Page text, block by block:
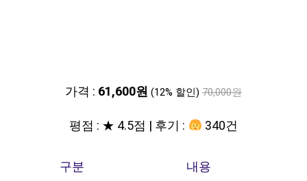
가격 : 61,600원 (12% 할인) 70,000원
평점 : ★ 4.5점 | 후기 : 340건
구분 내용